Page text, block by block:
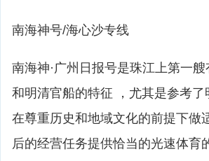
南海神号/海心沙专线
南海神·广州日报号是珠江上第一
和明清官船的特征 ，尤其是参考
在尊重历史和地域文化的前提下做
后的经营任务提供恰当的光速体育